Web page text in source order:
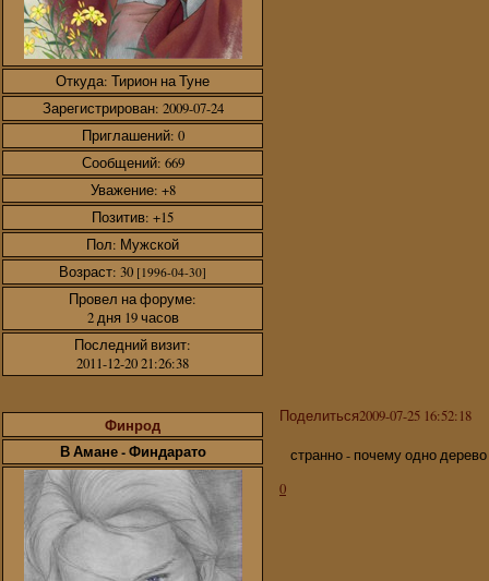
Откуда: Тирион на Туне
Зарегистрирован: 2009-07-24
Приглашений: 0
Сообщений: 669
Уважение: +8
Позитив: +15
Пол: Мужской
Возраст: 30 [1996-04-30]
Провел на форуме:
2 дня 19 часов
Последний визит:
2011-12-20 21:26:38
Поделиться2009-07-25 16:52:18
Финрод
В Амане - Финдарато
странно - почему одно
0